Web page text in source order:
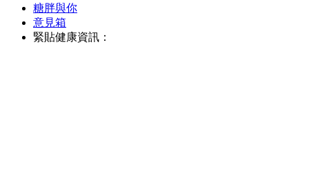
糖胖與你
意見箱
緊貼健康資訊：